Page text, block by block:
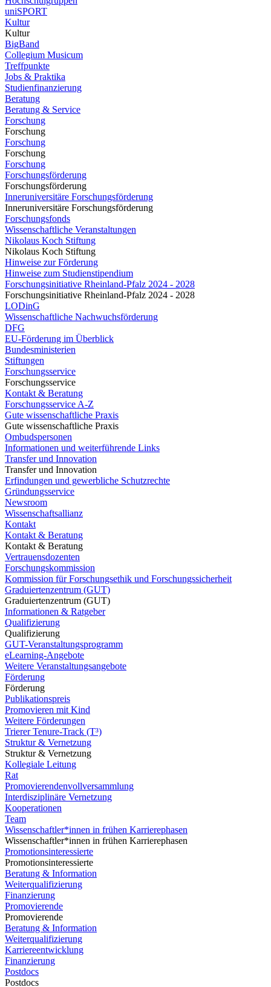
uniSPORT
Kultur
Kultur
BigBand
Collegium Musicum
Treffpunkte
Jobs & Praktika
Studienfinanzierung
Beratung
Beratung & Service
Forschung
Forschung
Forschung
Forschung
Forschung
Forschungsförderung
Forschungsförderung
Inneruniversitäre Forschungsförderung
Inneruniversitäre Forschungsförderung
Forschungsfonds
Wissenschaftliche Veranstaltungen
Nikolaus Koch Stiftung
Nikolaus Koch Stiftung
Hinweise zur Förderung
Hinweise zum Studienstipendium
Forschungsinitiative Rheinland-Pfalz 2024 - 2028
Forschungsinitiative Rheinland-Pfalz 2024 - 2028
LODinG
Wissenschaftliche Nachwuchsförderung
DFG
EU-Förderung im Überblick
Bundesministerien
Stiftungen
Forschungsservice
Forschungsservice
Kontakt & Beratung
Forschungsservice A-Z
Gute wissenschaftliche Praxis
Gute wissenschaftliche Praxis
Ombudspersonen
Informationen und weiterführende Links
Transfer und Innovation
Transfer und Innovation
Erfindungen und gewerbliche Schutzrechte
Gründungsservice
Newsroom
Wissenschaftsallianz
Kontakt
Kontakt & Beratung
Kontakt & Beratung
Vertrauensdozenten
Forschungskommission
Kommission für Forschungsethik und Forschungssicherheit
Graduiertenzentrum (GUT)
Graduiertenzentrum (GUT)
Informationen & Ratgeber
Qualifizierung
Qualifizierung
GUT-Veranstaltungsprogramm
eLearning-Angebote
Weitere Veranstaltungsangebote
Förderung
Förderung
Publikationspreis
Promovieren mit Kind
Weitere Förderungen
Trierer Tenure-Track (T³)
Struktur & Vernetzung
Struktur & Vernetzung
Kollegiale Leitung
Rat
Promovierendenvollversammlung
Interdisziplinäre Vernetzung
Kooperationen
Team
Wissenschaftler*innen in frühen Karrierephasen
Wissenschaftler*innen in frühen Karrierephasen
Promotionsinteressierte
Promotionsinteressierte
Beratung & Information
Weiterqualifizierung
Finanzierung
Promovierende
Promovierende
Beratung & Information
Weiterqualifizierung
Karriereentwicklung
Finanzierung
Postdocs
Postdocs